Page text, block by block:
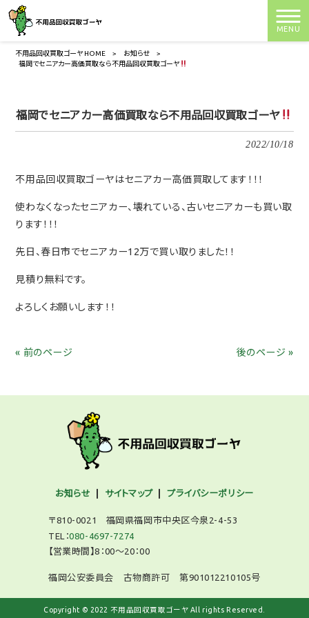
MENU
不用品回収買取ゴーヤ HOME > お知らせ
>
福岡でセニアカー高価買取なら不用品回収買取ゴーヤ
福岡でセニアカー高価買取なら不用品回収買取ゴーヤ
2022/10/18
不用品回収買取ゴーヤはセニアカー高価買取してます！！！
使わなくなったセニアカー、壊れている、古いセニアカーも買い取
ります！！！
先日、春日市でセニアカー12万で買い取りました！！
見積り無料です。
よろしくお願いします！！
« 前のページ 後のページ »
お知らせ サイトマップ プライバシーポリシー
〒810-0021 福岡県福岡市中央区今泉2-4-53
TEL：080-4697-7274
【営業時間】8：00～20：00
福岡公安委員会 古物商許可 第901012210105号
Copyright © 2022 不用品回収買取ゴーヤ All rights Reserved.